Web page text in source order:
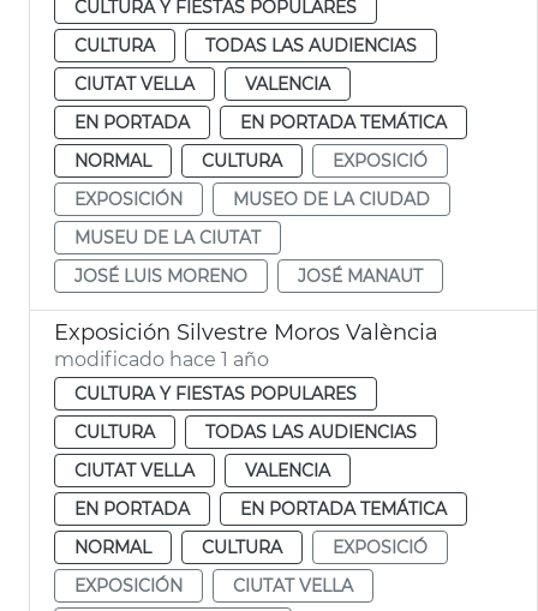
CULTURA Y FIESTAS POPULARES
CULTURA
TODAS LAS AUDIENCIAS
CIUTAT VELLA
VALENCIA
EN PORTADA
EN PORTADA TEMÁTICA
NORMAL
CULTURA
EXPOSICIÓ
EXPOSICIÓN
MUSEO DE LA CIUDAD
MUSEU DE LA CIUTAT
JOSÉ LUIS MORENO
JOSÉ MANAUT
Exposición Silvestre Moros València
modificado hace 1 año
CULTURA Y FIESTAS POPULARES
CULTURA
TODAS LAS AUDIENCIAS
CIUTAT VELLA
VALENCIA
EN PORTADA
EN PORTADA TEMÁTICA
NORMAL
CULTURA
EXPOSICIÓ
EXPOSICIÓN
CIUTAT VELLA